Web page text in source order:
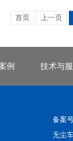
首页 上一页
例 技术与
备案号
无尘